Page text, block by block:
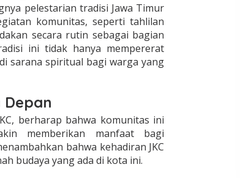
pelestarian tradisi Jawa Timur
komunitas, seperti tahlilan
secara rutin sebagai bagian
ini tidak hanya mempererat
sarana spiritual bagi warga yang
berharap bahwa komunitas ini
memberikan manfaat bagi
bahwa kehadiran JKC
budaya yang ada di kota ini.